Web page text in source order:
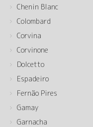
Chenin Blanc
Colombard
Corvina
Corvinone
Dolcetto
Espadeiro
Fernão Pires
Gamay
Garnacha